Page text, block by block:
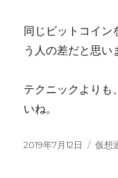
同じビットコイン
う人の差だと思い
テクニックよりも
いね。
投
2019年7月12日
カ
仮想